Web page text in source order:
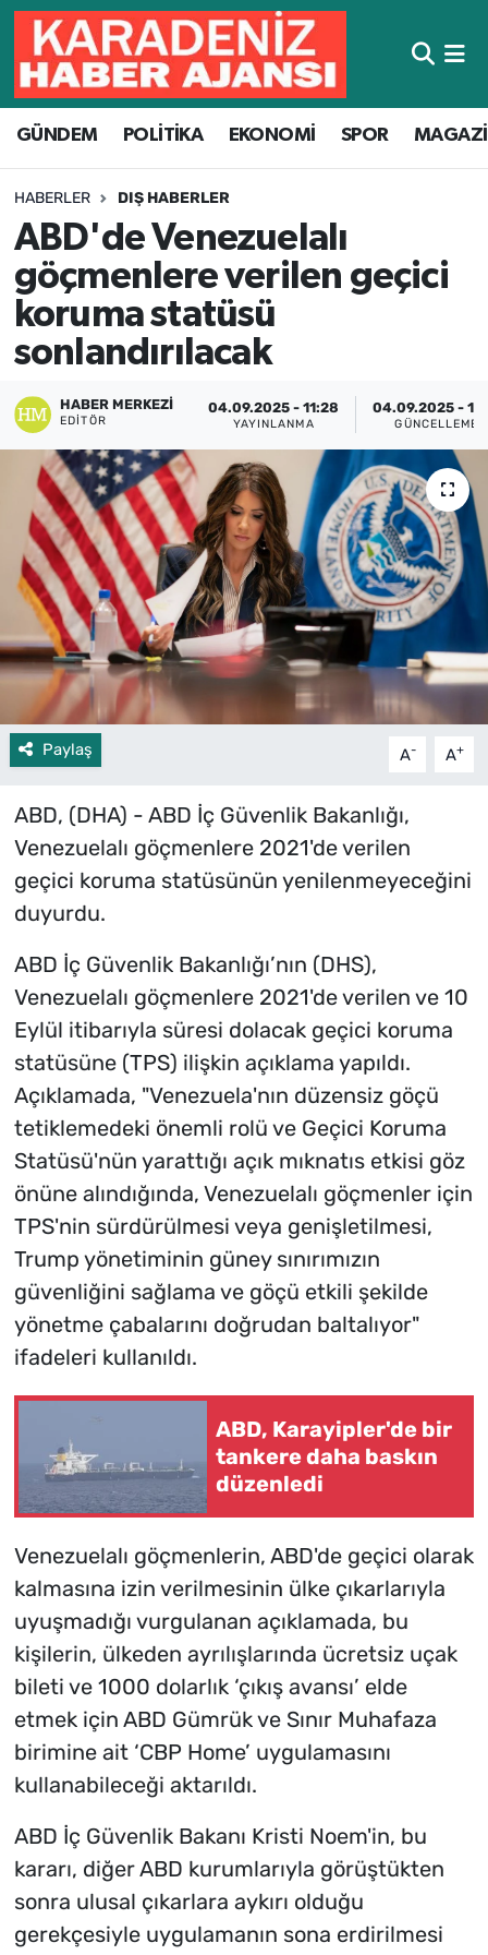
GÜNDEM POLİTİKA EKONOMİ SPOR
HABERLER DIŞ HABERLER
ABD'de Venezuelalı
göçmenlere verilen geçici
koruma statüsü
sonlandırılacak
HABER MERKEZI
EDITÖR
04.09.2025 - 11:28
YAYINLANMA
04.09.2025 -
GÜNCELLEME
Paylaş A- A+
ABD, (DHA) - ABD İç Güvenlik Bakanlığı,
Venezuelalı göçmenlere 2021'de verilen
geçici koruma statüsünün yenilenmeyeceğini
duyurdu.
ABD İç Güvenlik Bakanlığı’nın (DHS),
Venezuelalı göçmenlere 2021'de verilen ve 10
Eylül itibarıyla süresi dolacak geçici koruma
statüsüne (TPS) ilişkin açıklama yapıldı.
Açıklamada, "Venezuela'nın düzensiz göçü
tetiklemedeki önemli rolü ve Geçici Koruma
Statüsü'nün yarattığı açık mıknatıs etkisi göz
önüne alındığında, Venezuelalı göçmenler için
TPS'nin sürdürülmesi veya genişletilmesi,
Trump yönetiminin güney sınırımızın
güvenliğini sağlama ve göçü etkili şekilde
yönetme çabalarını doğrudan baltalıyor"
ifadeleri kullanıldı.
ABD, Karayipler'de bir
tankere daha baskın
düzenledi
Venezuelalı göçmenlerin, ABD'de geçici olarak
kalmasına izin verilmesinin ülke çıkarlarıyla
uyuşmadığı vurgulanan açıklamada, bu
kişilerin, ülkeden ayrılışlarında ücretsiz uçak
bileti ve 1000 dolarlık ‘çıkış avansı’ elde
etmek için ABD Gümrük ve Sınır Muhafaza
birimine ait ‘CBP Home’ uygulamasını
kullanabileceği aktarıldı.
ABD İç Güvenlik Bakanı Kristi Noem'in, bu
kararı, diğer ABD kurumlarıyla görüştükten
sonra ulusal çıkarlara aykırı olduğu
gerekçesiyle uygulamanın sona erdirilmesi
Hava Durumu
Trafik Durumu
Süper Lig Puan Durumu ve Fikstür
Tüm Manşetler
Son Dakika Haberleri
Haber Arşivi